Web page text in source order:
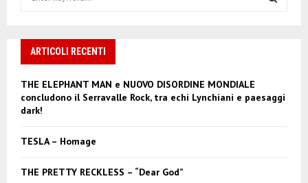
h
o
r
ARTICOLI RECENTI
THE ELEPHANT MAN e NUOVO DISORDINE MONDIALE
concludono il Serravalle Rock, tra echi Lynchiani e paesaggi
dark!
TESLA – Homage
THE PRETTY RECKLESS – “Dear God”